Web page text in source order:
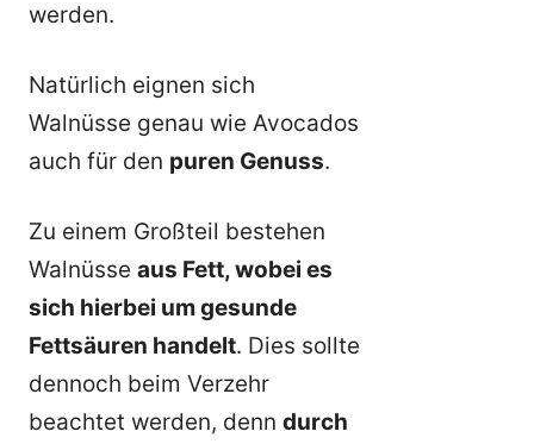
werden.
Natürlich eignen sich
Walnüsse genau wie Avocados
auch für den puren Genuss.
Zu einem Großteil bestehen
Walnüsse aus Fett, wobei es
sich hierbei um gesunde
Fettsäuren handelt. Dies sollte
dennoch beim Verzehr
beachtet werden, denn durch